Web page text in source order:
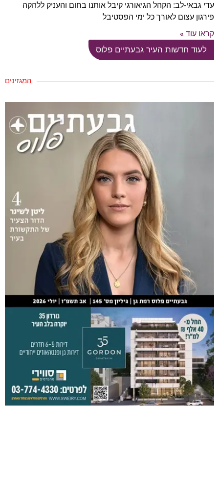
עדי גבאי-לב: הקהל הגיאורגי קיבל אותנו בחום והעניק ללהקה
פירגון עצום לאורך כל ימי הפסטיבל
קראו עוד »
לעוד חדשות העיר גבעתיים פלוס
המגזינים